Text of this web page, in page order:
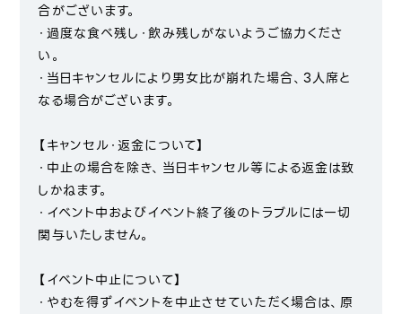
合がございます。
・過度な食べ残し・飲み残しがないようご協力くださ
い。
・当日キャンセルにより男女比が崩れた場合、3人席と
なる場合がございます。
【キャンセル・返金について】
・中止の場合を除き、当日キャンセル等による返金は致
しかねます。
・イベント中およびイベント終了後のトラブルには一切
関与いたしません。
【イベント中止について】
・やむを得ずイベントを中止させていただく場合は、原